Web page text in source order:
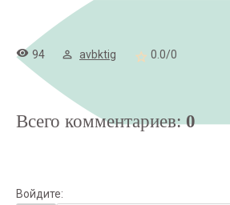
94 avbktig 0.0/0
Всего комментариев:0
Войдите: